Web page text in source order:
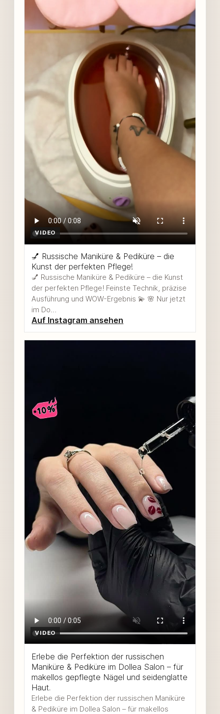
VIDEO
💅 Russische Maniküre & Pediküre – die
Kunst der perfekten Pflege!
💅 Russische Maniküre & Pediküre – die Kunst
der perfekten Pflege! Feinste Technik, präzise
Ausführung und WOW-Ergebnis 💫 🌸 Nur jetzt
im Do…
Auf Instagram ansehen
VIDEO
Erlebe die Perfektion der russischen
Maniküre & Pediküre im Dollea Salon – für
makellos gepflegte Nägel und seidenglatte
Haut.
Erlebe die Perfektion der russischen Maniküre
& Pediküre im Dollea Salon – für makellos